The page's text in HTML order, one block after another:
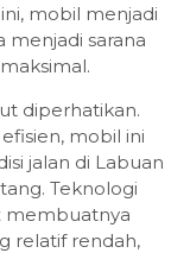
mobil menjadi
menjadi sarana
diperhatikan.
mobil ini
jalan di Labuan
Teknologi
membuatnya
relatif rendah,